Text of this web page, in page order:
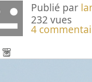
Publié par
232 vues
4